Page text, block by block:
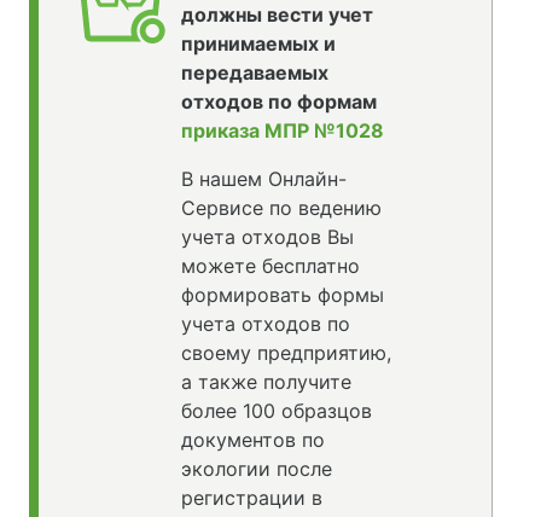
должны вести учет
принимаемых и
передаваемых
отходов по формам
приказа МПР №1028
В нашем Онлайн-
Сервисе по ведению
учета отходов Вы
можете бесплатно
формировать формы
учета отходов по
своему предприятию,
а также получите
более 100 образцов
документов по
экологии после
регистрации в